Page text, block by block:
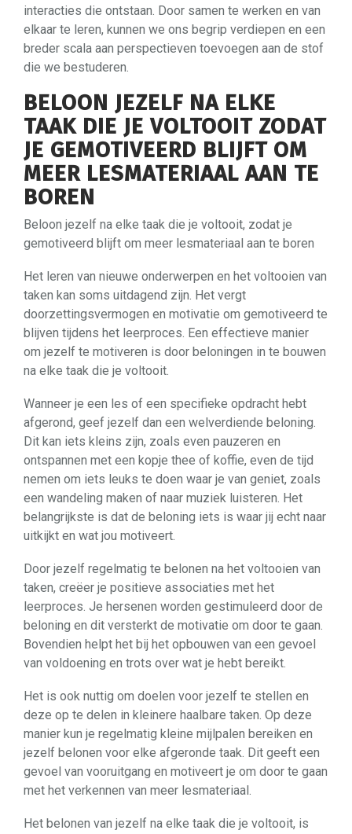
interacties die ontstaan. Door samen te werken en van
elkaar te leren, kunnen we ons begrip verdiepen en een
breder scala aan perspectieven toevoegen aan de stof
die we bestuderen.
BELOON JEZELF NA ELKE
TAAK DIE JE VOLTOOIT ZODAT
JE GEMOTIVEERD BLIJFT OM
MEER LESMATERIAAL AAN TE
BOREN
Beloon jezelf na elke taak die je voltooit, zodat je
gemotiveerd blijft om meer lesmateriaal aan te boren
Het leren van nieuwe onderwerpen en het voltooien van
taken kan soms uitdagend zijn. Het vergt
doorzettingsvermogen en motivatie om gemotiveerd te
blijven tijdens het leerproces. Een effectieve manier
om jezelf te motiveren is door beloningen in te bouwen
na elke taak die je voltooit.
Wanneer je een les of een specifieke opdracht hebt
afgerond, geef jezelf dan een welverdiende beloning.
Dit kan iets kleins zijn, zoals even pauzeren en
ontspannen met een kopje thee of koffie, even de tijd
nemen om iets leuks te doen waar je van geniet, zoals
een wandeling maken of naar muziek luisteren. Het
belangrijkste is dat de beloning iets is waar jij echt naar
uitkijkt en wat jou motiveert.
Door jezelf regelmatig te belonen na het voltooien van
taken, creëer je positieve associaties met het
leerproces. Je hersenen worden gestimuleerd door de
beloning en dit versterkt de motivatie om door te gaan.
Bovendien helpt het bij het opbouwen van een gevoel
van voldoening en trots over wat je hebt bereikt.
Het is ook nuttig om doelen voor jezelf te stellen en
deze op te delen in kleinere haalbare taken. Op deze
manier kun je regelmatig kleine mijlpalen bereiken en
jezelf belonen voor elke afgeronde taak. Dit geeft een
gevoel van vooruitgang en motiveert je om door te gaan
met het verkennen van meer lesmateriaal.
Het belonen van jezelf na elke taak die je voltooit, is